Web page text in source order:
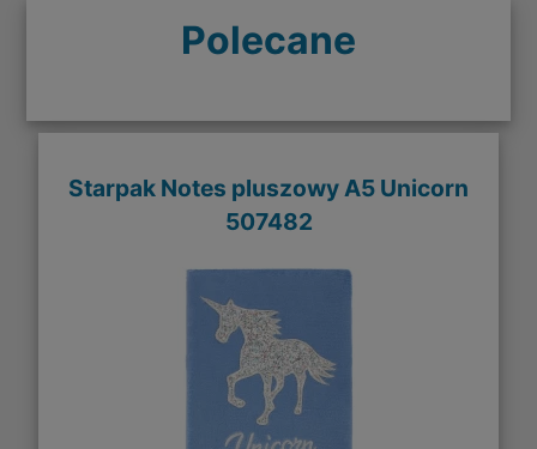
Polecane
Starpak Notes pluszowy A5 Unicorn
507482